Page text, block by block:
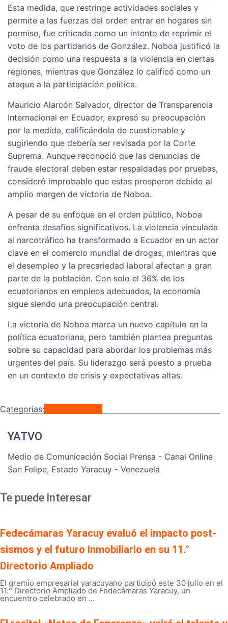
Esta medida, que restringe actividades sociales y
permite a las fuerzas del orden entrar en hogares sin
permiso, fue criticada como un intento de reprimir el
voto de los partidarios de González. Noboa justificó la
decisión como una respuesta a la violencia en ciertas
regiones, mientras que González lo calificó como un
ataque a la participación política.
Mauricio Alarcón Salvador, director de Transparencia
Internacional en Ecuador, expresó su preocupación
por la medida, calificándola de cuestionable y
sugiriendo que debería ser revisada por la Corte
Suprema. Aunque reconoció que las denuncias de
fraude electoral deben estar respaldadas por pruebas,
consideró improbable que estas prosperen debido al
amplio margen de victoria de Noboa.
A pesar de su enfoque en el orden público, Noboa
enfrenta desafíos significativos. La violencia vinculada
al narcotráfico ha transformado a Ecuador en un actor
clave en el comercio mundial de drogas, mientras que
el desempleo y la precariedad laboral afectan a gran
parte de la población. Con solo el 36% de los
ecuatorianos en empleos adecuados, la economía
sigue siendo una preocupación central.
La victoria de Noboa marca un nuevo capítulo en la
política ecuatoriana, pero también plantea preguntas
sobre su capacidad para abordar los problemas más
urgentes del país. Su liderazgo será puesto a prueba
en un contexto de crisis y expectativas altas.
Categorías:
YATVO
Medio de Comunicación Social Prensa - Canal Online
San Felipe, Estado Yaracuy - Venezuela
Te puede interesar
Fedecámaras Yaracuy evaluó el impacto post-
sismos y el futuro inmobiliario en su 11.°
Directorio Ampliado
El gremio empresarial yaracuyano participó este 30 julio en el
11.° Directorio Ampliado de Fedecámaras Yaracuy, un
encuentro celebrado en ...